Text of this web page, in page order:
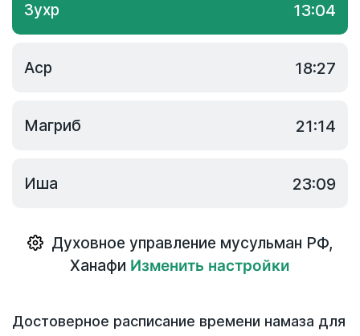
Зухр 13:04
Аср 18:27
Магриб 21:14
Иша 23:09
Духовное управление мусульман РФ,
Ханафи Изменить настройки
Достоверное расписание времени намаза для